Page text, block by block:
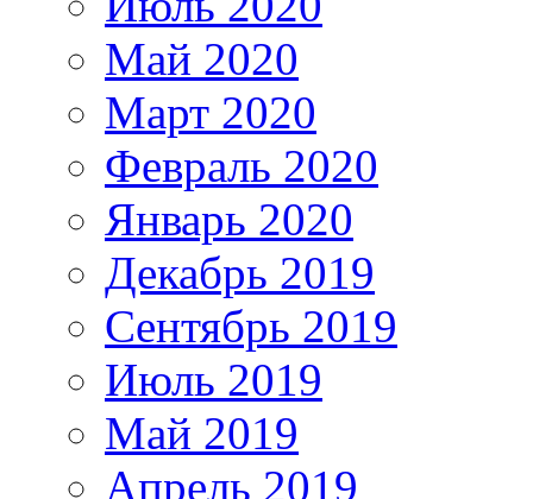
Май 2020
Март 2020
Февраль 2020
Январь 2020
Декабрь 2019
Сентябрь 2019
Июль 2019
Май 2019
Апрель 2019